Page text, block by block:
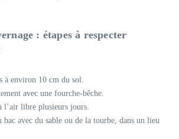
: étapes à respecter
à environ 10 cm du sol.
avec une fourche-bêche.
l’air libre plusieurs jours.
bac avec du sable ou de la tourbe, dans un lieu